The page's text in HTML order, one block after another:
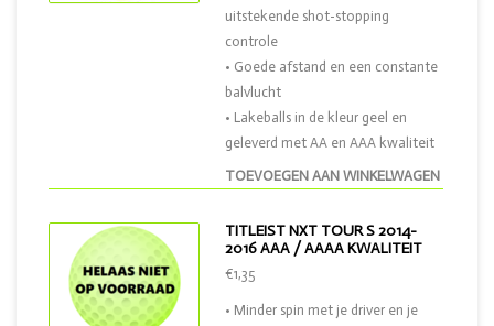
TOEVOEGEN AAN WINKELWAGEN
uitstekende shot-stopping
controle
• Goede afstand en een constante
balvlucht
• Lakeballs in de kleur geel en
geleverd met AA en AAA kwaliteit
TITLEIST NXT TOUR S 2014-
2016 AAA / AAAA KWALITEIT
€1,35
• Minder spin met je driver en je